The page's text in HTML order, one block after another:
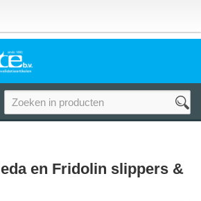
en Fridolin slippers &